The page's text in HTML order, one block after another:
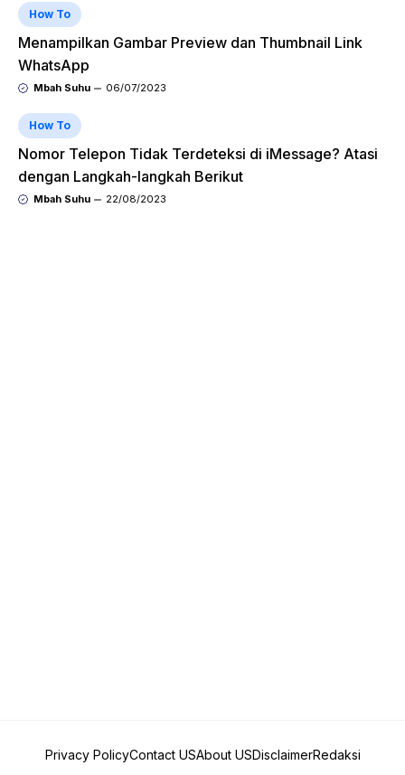
How To
Menampilkan Gambar Preview dan Thumbnail Link
WhatsApp
Mbah Suhu 06/07/2023
How To
Nomor Telepon Tidak Terdeteksi di iMessage? Atasi
dengan Langkah-langkah Berikut
Mbah Suhu 22/08/2023
Privacy PolicyContact USAbout USDisclaimerRedaksi